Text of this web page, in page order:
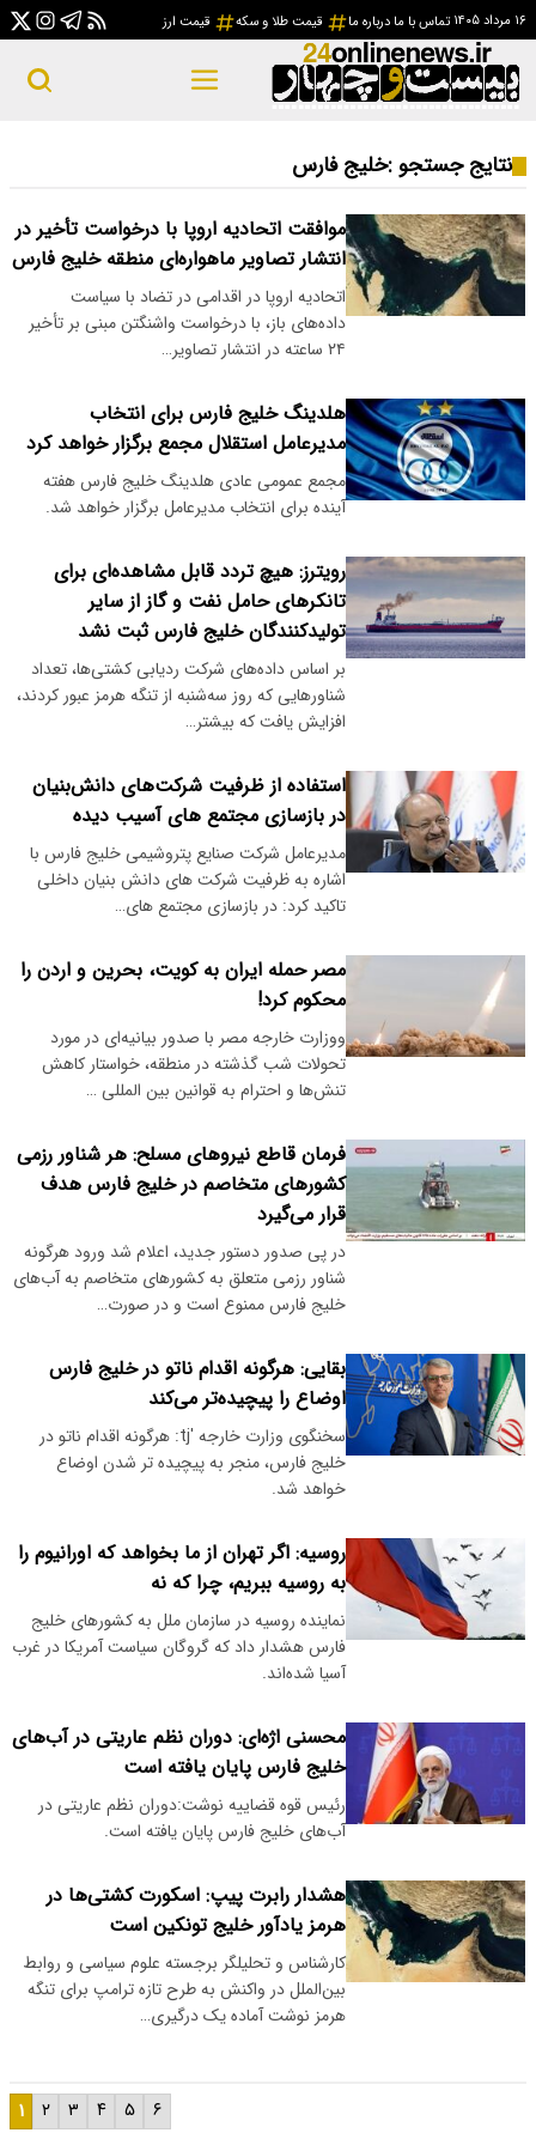
۱۶ مرداد ۱۴۰۵ تماس با ما درباره ما قیمت طلا و سکه قیمت ارز
نتایج جستجو :خلیج فارس
موافقت اتحادیه اروپا با درخواست تأخیر در
انتشار تصاویر ماهواره‌ای منطقه خلیج فارس
اتحادیه اروپا در اقدامی در تضاد با سیاست
داده‌های باز، با درخواست واشنگتن مبنی بر تأخیر
۲۴ ساعته در انتشار تصاویر…
هلدینگ خلیج فارس برای انتخاب
مدیرعامل استقلال مجمع برگزار خواهد کرد
مجمع عمومی عادی هلدینگ خلیج فارس هفته
آینده برای انتخاب مدیرعامل برگزار خواهد شد.
رویترز: هیچ تردد قابل مشاهده‌ای برای
تانکر‌های حامل نفت و گاز از سایر
تولیدکنندگان خلیج فارس ثبت نشد
بر اساس داده‌های شرکت ردیابی کشتی‌ها، تعداد
شناورهایی که روز سه‌شنبه از تنگه هرمز عبور کردند،
افزایش یافت که بیشتر…
استفاده از ظرفیت شرکت‌های دانش‌بنیان
در بازسازی مجتمع های آسیب دیده
مدیرعامل شرکت صنایع پتروشیمی خلیج فارس با
اشاره به ظرفیت شرکت های دانش بنیان داخلی
تاکید کرد: در بازسازی مجتمع های…
مصر حمله ایران به کویت، بحرین و اردن را
محکوم کرد!
ووزارت خارجه مصر با صدور بیانیه‌ای در مورد
تحولات شب گذشته در منطقه، خواستار کاهش
تنش‌ها و احترام به قوانین بین المللی …
فرمان قاطع نیروهای مسلح: هر شناور رزمی
کشورهای متخاصم در خلیج فارس هدف
قرار می‌گیرد
در پی صدور دستور جدید، اعلام شد ورود هرگونه
شناور رزمی متعلق به کشورهای متخاصم به آب‌های
خلیج فارس ممنوع است و در صورت…
بقایی: هرگونه اقدام ناتو در خلیج فارس
اوضاع را پیچیده‌تر می‌کند
سخنگوی وزارت خارجه 'tj: هرگونه اقدام ناتو در
خلیج فارس، منجر به پیچیده تر شدن اوضاع
خواهد شد.
روسیه: اگر تهران از ما بخواهد که اورانیوم را
به روسیه ببریم، چرا که نه
نماینده روسیه در سازمان ملل به کشورهای خلیج
فارس هشدار داد که گروگان سیاست آمریکا در غرب
آسیا شده‌اند.
محسنی اژه‌ای: دوران نظم عاریتی در آب‌های
خلیج فارس پایان یافته است
رئیس قوه قضاییه نوشت:دوران نظم عاریتی در
آب‌های خلیج فارس پایان یافته است.
هشدار رابرت پیپ: اسکورت کشتی‌ها در
هرمز یادآور خلیج تونکین است
کارشناس و تحلیلگر برجسته علوم سیاسی و روابط
بین‌الملل در واکنش به طرح تازه ترامپ برای تنگه
هرمز نوشت آماده یک درگیری…
۱ ۲ ۳ ۴ ۵ ۶